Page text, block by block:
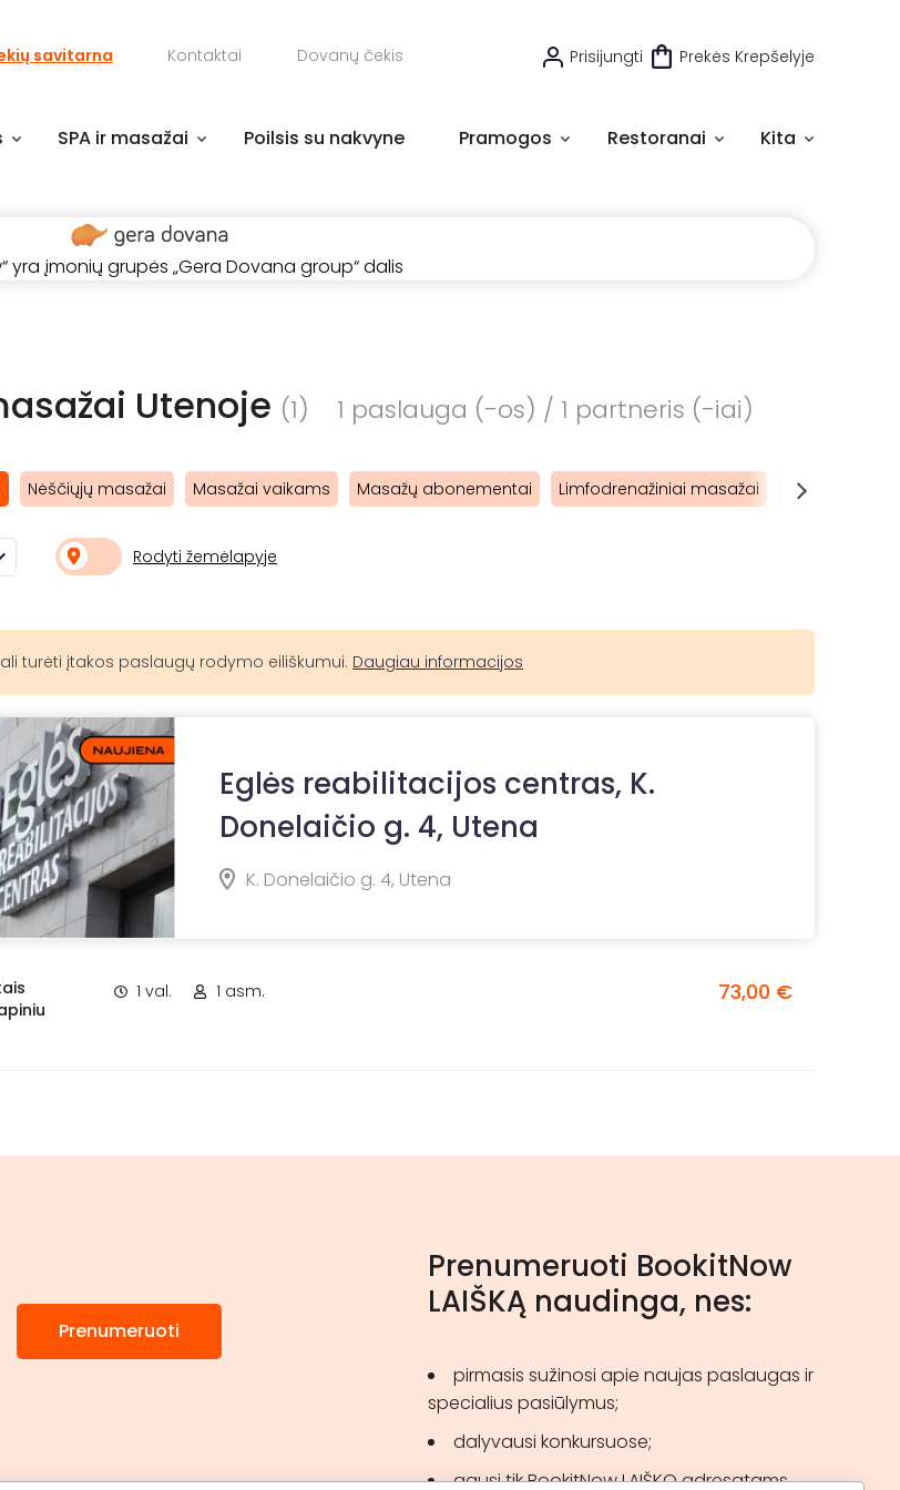
savitarna Kontaktai Dovanų čekis Prisijungti Prekės Krepšelyje
SPA ir masažai Poilsis su nakvyne Pramogos Restoranai Kita
yra įmonių grupės „Gera Dovana group“ dalis
Utenoje (1) 1 paslauga (-os) / 1 partneris (-iai)
Nėščiųjų masažai Masažai vaikams Masažų abonementai Limfodrenažiniai masažai Sveikatinimo
Rodyti žemėlapyje
turėti įtakos paslaugų rodymo eiliškumui. Daugiau informacijos
Eglės reabilitacijos centras, K.
Donelaičio g. 4, Utena
K. Donelaičio g. 4, Utena
1 val. 1 asm. 73,00 €
Prenumeruoti
Prenumeruoti BookitNow
LAIŠKĄ naudinga, nes:
pirmasis sužinosi apie naujas paslaugas ir
specialius pasiūlymus;
dalyvausi konkursuose;
gausi tik BookitNow LAIŠKO adresatams